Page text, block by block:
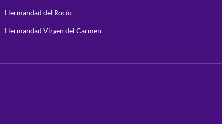
Hermandad del Rocío
Hermandad Virgen del Carmen